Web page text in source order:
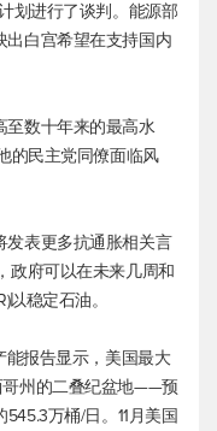
划进行了谈判。能源部
出白宫希望在支持国内
至数十年来的最高水
的民主党同僚面临风
发表更多抗通胀相关言
政府可以在未来几周和
稳定石油。
能报告显示，美国最大
州的二叠纪盆地——预
万桶/日。11月美国